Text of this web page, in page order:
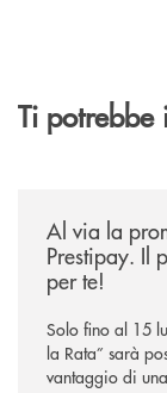
Ti potrebbe
Al via la
Prestipay. Il
per te!
Solo fino al 15
la Rata” sarà
vantaggio di